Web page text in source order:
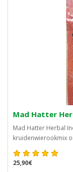
Mad Hatter
Mad Hatter Herbal
kruidenwierookmix
25,90€